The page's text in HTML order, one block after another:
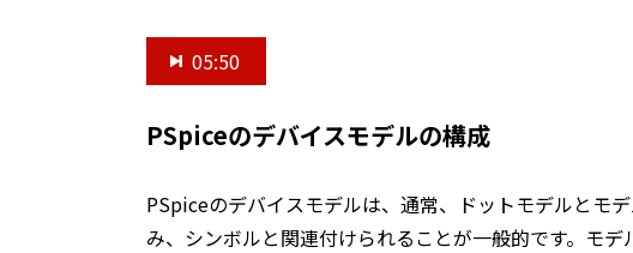
05:50
PSpiceのデバイスモデルの構成
PSpiceのデバイスモデルは、通常、ドットモデルとモ
み、シンボルと関連付けられることが一般的です。モ